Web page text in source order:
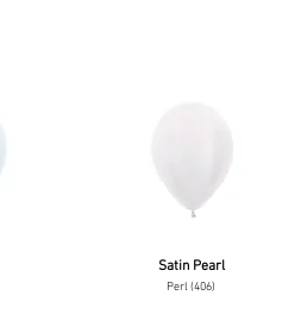
Satin Pearl
Perl (406)